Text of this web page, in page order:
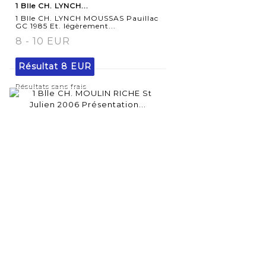
1 Blle CH. LYNCH...
1 Blle CH. LYNCH MOUSSAS Pauillac
GC 1985 Et. légèrement...
8 - 10 EUR
Résultat 8 EUR
Résultats sans frais